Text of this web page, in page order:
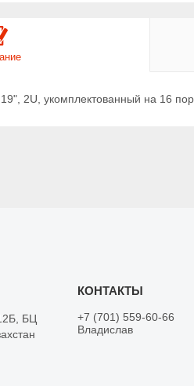
2U, укомплектованный на 16
БЦ
+7 (701) 559-60-66
Владислав